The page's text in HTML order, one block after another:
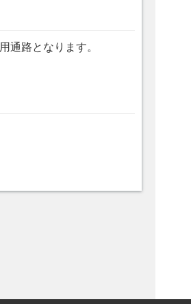
通路となります。